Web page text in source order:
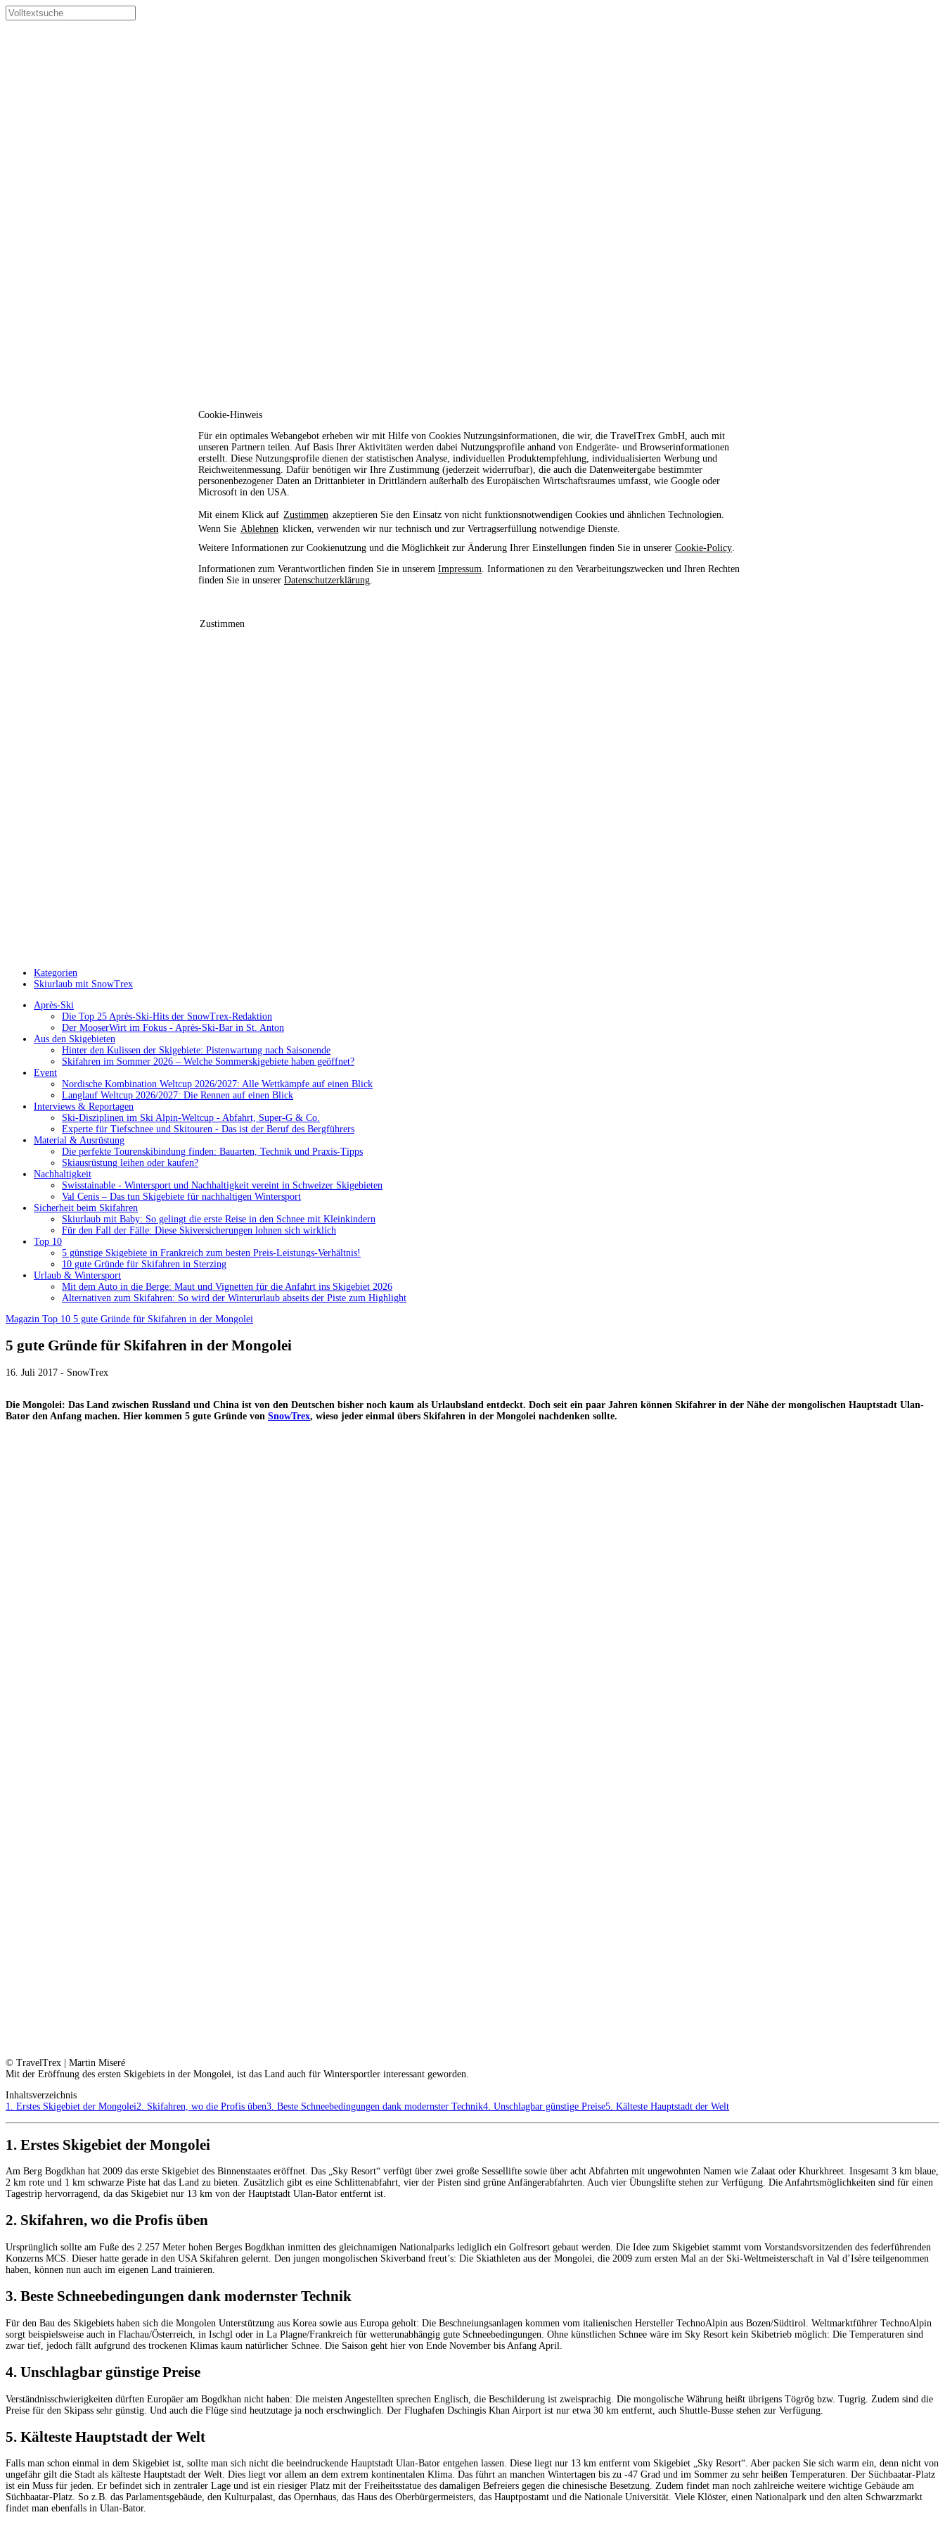
Cookie-Hinweis
Für ein optimales Webangebot erheben wir mit Hilfe von Cookies Nutzungsinformationen, die wir, die TravelTrex GmbH, auch mit
unseren Partnern teilen. Auf Basis Ihrer Aktivitäten werden dabei Nutzungsprofile anhand von Endgeräte- und Browserinformationen
erstellt. Diese Nutzungsprofile dienen der statistischen Analyse, individuellen Produktempfehlung, individualisierten Werbung und
Reichweitenmessung. Dafür benötigen wir Ihre Zustimmung (jederzeit widerrufbar), die auch die Datenweitergabe bestimmter
personenbezogener Daten an Drittanbieter in Drittländern außerhalb des Europäischen Wirtschaftsraumes umfasst, wie Google oder
Microsoft in den USA.
Mit einem Klick auf Zustimmen akzeptieren Sie den Einsatz von nicht funktionsnotwendigen Cookies und ähnlichen Technologien.
Wenn Sie Ablehnen klicken, verwenden wir nur technisch und zur Vertragserfüllung notwendige Dienste.
Weitere Informationen zur Cookienutzung und die Möglichkeit zur Änderung Ihrer Einstellungen finden Sie in unserer Cookie-Policy
Informationen zum Verantwortlichen finden Sie in unserem Impressum . Informationen zu den Verarbeitungszwecken und Ihren Rechten
finden Sie in unserer Datenschutzerklärung
Zustimmen
Kategorien
Skiurlaub mit SnowTrex
Après-Ski
Die Top 25 Après-Ski-Hits der SnowTrex-Redaktion
Der MooserWirt im Fokus - Après-Ski-Bar in St. Anton
Aus den Skigebieten
Hinter den Kulissen der Skigebiete: Pistenwartung nach Saisonende
Skifahren im Sommer 2026 – Welche Sommerskigebiete haben geöffnet?
Event
Nordische Kombination Weltcup 2026/2027: Alle Wettkämpfe auf einen Blick
Langlauf Weltcup 2026/2027: Die Rennen auf einen Blick
Interviews & Reportagen
Ski-Disziplinen im Ski Alpin-Weltcup - Abfahrt, Super-G & Co.
Experte für Tiefschnee und Skitouren - Das ist der Beruf des Bergführers
Material & Ausrüstung
Die perfekte Tourenskibindung finden: Bauarten, Technik und Praxis-Tipps
Skiausrüstung leihen oder kaufen?
Nachhaltigkeit
Swisstainable - Wintersport und Nachhaltigkeit vereint in Schweizer Skigebieten
Val Cenis – Das tun Skigebiete für nachhaltigen Wintersport
Sicherheit beim Skifahren
Skiurlaub mit Baby: So gelingt die erste Reise in den Schnee mit Kleinkindern
Für den Fall der Fälle: Diese Skiversicherungen lohnen sich wirklich
Top 10
5 günstige Skigebiete in Frankreich zum besten Preis-Leistungs-Verhältnis!
10 gute Gründe für Skifahren in Sterzing
Urlaub & Wintersport
Mit dem Auto in die Berge: Maut und Vignetten für die Anfahrt ins Skigebiet 2026
Alternativen zum Skifahren: So wird der Winterurlaub abseits der Piste zum Highlight
Magazin Top 10 5 gute Gründe für Skifahren in der Mongolei
5 gute Gründe für Skifahren in der Mongolei
16. Juli 2017 - SnowTrex
Die Mongolei: Das Land zwischen Russland und China ist von den Deutschen bisher noch kaum als Urlaubsland entdeckt. Doch seit ein paar Jahren können Skifahrer in der Nähe der mongolischen Hauptstadt Ulan-
Bator den Anfang machen. Hier kommen 5 gute Gründe von SnowTrex, wieso jeder einmal übers Skifahren in der Mongolei nachdenken sollte.
© TravelTrex | Martin Miseré
Mit der Eröffnung des ersten Skigebiets in der Mongolei, ist das Land auch für Wintersportler interessant geworden.
Inhaltsverzeichnis
1. Erstes Skigebiet der Mongolei2. Skifahren, wo die Profis üben3. Beste Schneebedingungen dank modernster Technik4. Unschlagbar günstige Preise5. Kälteste Hauptstadt der Welt
1. Erstes Skigebiet der Mongolei
Am Berg Bogdkhan hat 2009 das erste Skigebiet des Binnenstaates eröffnet. Das „Sky Resort“ verfügt über zwei große Sessellifte sowie über acht Abfahrten mit ungewohnten Namen wie Zalaat oder Khurkhreet. Insgesamt 3 km blaue,
2 km rote und 1 km schwarze Piste hat das Land zu bieten. Zusätzlich gibt es eine Schlittenabfahrt, vier der Pisten sind grüne Anfängerabfahrten. Auch vier Übungslifte stehen zur Verfügung. Die Anfahrtsmöglichkeiten sind für einen
Tagestrip hervorragend, da das Skigebiet nur 13 km von der Hauptstadt Ulan-Bator entfernt ist.
2. Skifahren, wo die Profis üben
Ursprünglich sollte am Fuße des 2.257 Meter hohen Berges Bogdkhan inmitten des gleichnamigen Nationalparks lediglich ein Golfresort gebaut werden. Die Idee zum Skigebiet stammt vom Vorstandsvorsitzenden des federführenden
Konzerns MCS. Dieser hatte gerade in den USA Skifahren gelernt. Den jungen mongolischen Skiverband freut’s: Die Skiathleten aus der Mongolei, die 2009 zum ersten Mal an der Ski-Weltmeisterschaft in Val d’Isère teilgenommen
haben, können nun auch im eigenen Land trainieren.
3. Beste Schneebedingungen dank modernster Technik
Für den Bau des Skigebiets haben sich die Mongolen Unterstützung aus Korea sowie aus Europa geholt: Die Beschneiungsanlagen kommen vom italienischen Hersteller TechnoAlpin aus Bozen/Südtirol. Weltmarktführer TechnoAlpin
sorgt beispielsweise auch in Flachau/Österreich, in Ischgl oder in La Plagne/Frankreich für wetterunabhängig gute Schneebedingungen. Ohne künstlichen Schnee wäre im Sky Resort kein Skibetrieb möglich: Die Temperaturen sind
zwar tief, jedoch fällt aufgrund des trockenen Klimas kaum natürlicher Schnee. Die Saison geht hier von Ende November bis Anfang April.
4. Unschlagbar günstige Preise
Verständnisschwierigkeiten dürften Europäer am Bogdkhan nicht haben: Die meisten Angestellten sprechen Englisch, die Beschilderung ist zweisprachig. Die mongolische Währung heißt übrigens Tögrög bzw. Tugrig. Zudem sind die
Preise für den Skipass sehr günstig. Und auch die Flüge sind heutzutage ja noch erschwinglich. Der Flughafen Dschingis Khan Airport ist nur etwa 30 km entfernt, auch Shuttle-Busse stehen zur Verfügung.
5. Kälteste Hauptstadt der Welt
Falls man schon einmal in dem Skigebiet ist, sollte man sich nicht die beeindruckende Hauptstadt Ulan-Bator entgehen lassen. Diese liegt nur 13 km entfernt vom Skigebiet „Sky Resort“. Aber packen Sie sich warm ein, denn nicht von
ungefähr gilt die Stadt als kälteste Hauptstadt der Welt. Dies liegt vor allem an dem extrem kontinentalen Klima. Das führt an manchen Wintertagen bis zu -47 Grad und im Sommer zu sehr heißen Temperaturen. Der Süchbaatar-Platz
ist ein Muss für jeden. Er befindet sich in zentraler Lage und ist ein riesiger Platz mit der Freiheitsstatue des damaligen Befreiers gegen die chinesische Besetzung. Zudem findet man noch zahlreiche weitere wichtige Gebäude am
Süchbaatar-Platz. So z.B. das Parlamentsgebäude, den Kulturpalast, das Opernhaus, das Haus des Oberbürgermeisters, das Hauptpostamt und die Nationale Universität. Viele Klöster, einen Nationalpark und den alten Schwarzmarkt
findet man ebenfalls in Ulan-Bator.